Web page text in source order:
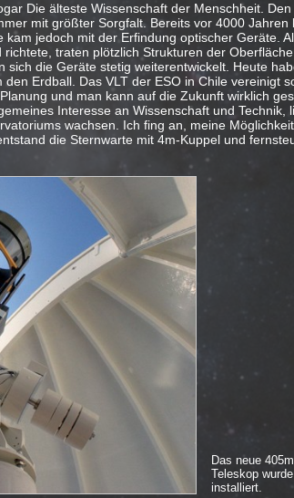
Die älteste Wissenschaft der Menschheit.
mit größter Sorgfalt. Bereits vor 4000 Jahren
jedoch mit der Erfindung optischer Geräte.
traten plötzlich Strukturen der
die Geräte stetig weiterentwickelt. Heute
Erdball. Das VLT der ESO in Chile vereinigt
und man kann auf die Zukunft wirklich
Interesse an Wissenschaft und Technik,
wachsen. Ich fing an, meine
die Sternwarte mit 4m-Kuppel und
Das neue
Teleskop
installiert.